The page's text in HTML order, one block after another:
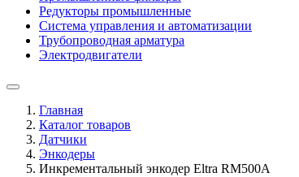
Редукторы промышленные
Система управления и автоматизации
Трубопроводная арматура
Электродвигатели
Главная
Каталог товаров
Датчики
Энкодеры
Инкрементальный энкодер Eltra RM500A